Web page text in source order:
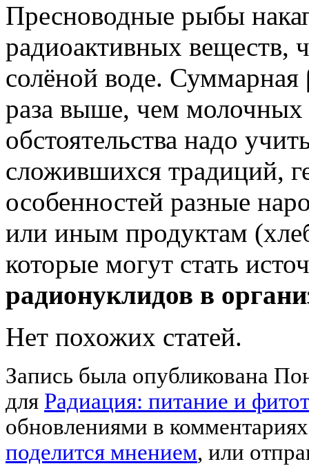
Пресноводные рыбы
радиоактивных
солёной воде.
раза выше, чем молочных
обстоятельства надо
сложившихся традиций,
особенностей разные
или иным продуктам
которые могут стать
радионуклидов в
Нет похожих статей.
Запись была опубликована
для Радиация: питание и
обновлениями в
поделится мнением, или